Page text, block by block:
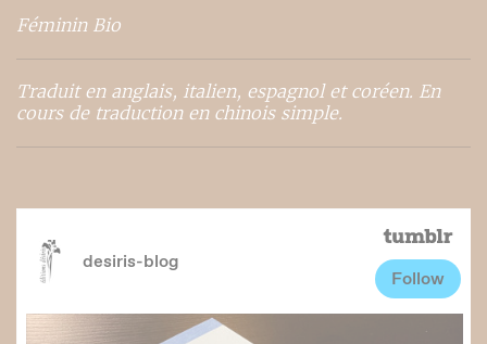
Féminin Bio
Traduit en anglais, italien, espagnol et coréen. En
cours de traduction en chinois simple.